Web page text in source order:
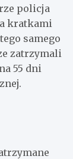
policja
kratkami
samego
zatrzymali
55 dni